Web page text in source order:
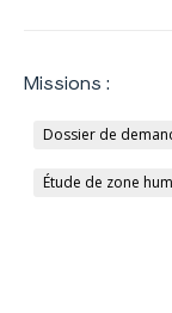
Missions :
Dossier de
Étude de zone